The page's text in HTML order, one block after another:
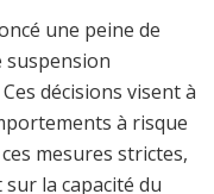
une peine de
suspension
décisions visent à
à risque
mesures strictes,
la capacité du